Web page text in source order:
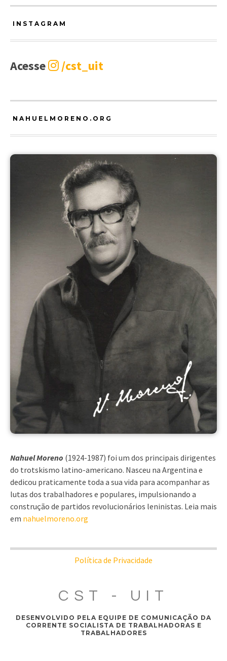
INSTAGRAM
Acesse /cst_uit
NAHUELMORENO.ORG
Nahuel Moreno (1924-1987) foi um dos principais dirigentes
do trotskismo latino-americano. Nasceu na Argentina e
dedicou praticamente toda a sua vida para acompanhar as
lutas dos trabalhadores e populares, impulsionando a
construção de partidos revolucionários leninistas. Leia mais
em nahuelmoreno.org
Política de Privacidade
CST - UIT
DESENVOLVIDO PELA EQUIPE DE COMUNICAÇÃO DA
CORRENTE SOCIALISTA DE TRABALHADORAS E
TRABALHADORES